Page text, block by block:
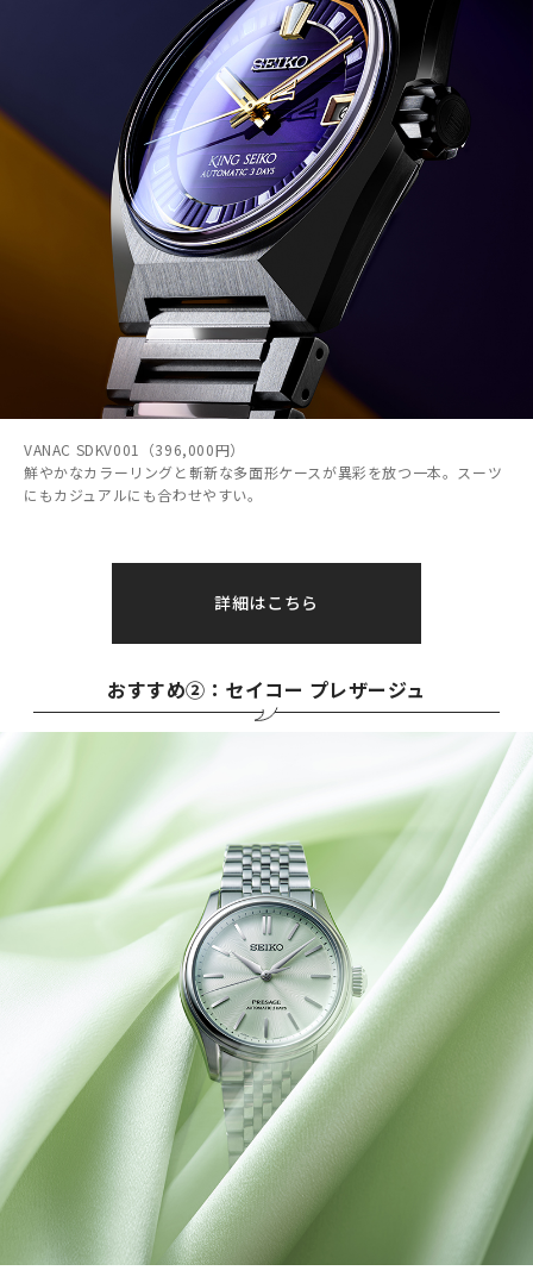
VANAC SDKV001（396,000円）
鮮やかなカラーリングと斬新な多面形ケースが異彩を放つ一本。スーツ
にもカジュアルにも合わせやすい。
詳細はこちら
おすすめ②：セイコー プレザージュ